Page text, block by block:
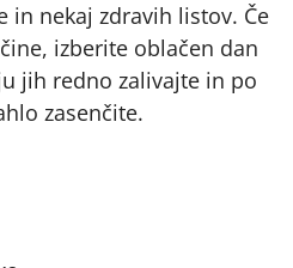
in nekaj zdravih listov. Če
izberite oblačen dan
jih redno zalivajte in po
zasenčite.